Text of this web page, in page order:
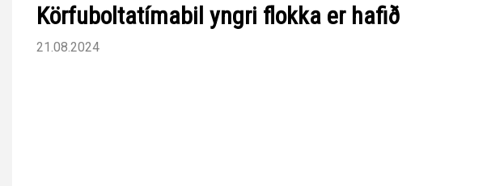
Körfuboltatímabil yngri flokka er hafið
21.08.2024